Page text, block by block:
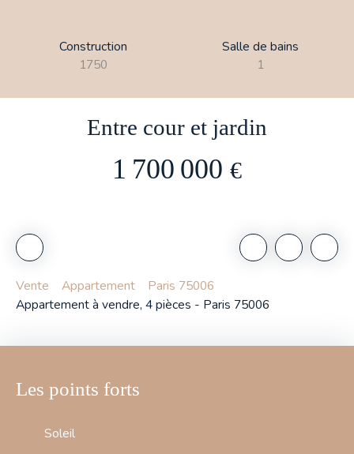
Construction
1750
Salle de bains
1
Entre cour et jardin
1 700 000 €
Vente Appartement
Paris 75006
Appartement à vendre, 4 pièces - Paris 75006
Les points forts
Soleil